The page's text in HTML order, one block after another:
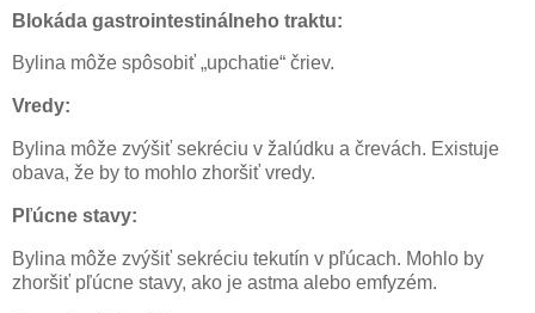
Blokáda gastrointestinálneho traktu:
Bylina môže spôsobiť „upchatie“ čriev.
Vredy:
Bylina môže zvýšiť sekréciu v žalúdku a črevách. Existuje
obava, že by to mohlo zhoršiť vredy.
Pľúcne stavy:
Bylina môže zvýšiť sekréciu tekutín v pľúcach. Mohlo by
zhoršiť pľúcne stavy, ako je astma alebo emfyzém.